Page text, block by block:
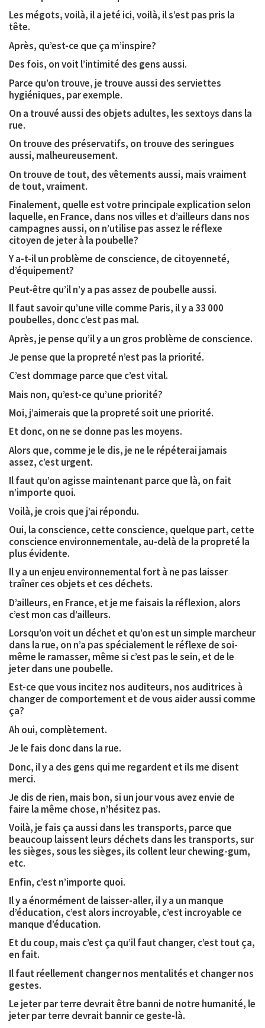
Les mégots, voilà, il a jeté ici, voilà, il s’est pas pris la
tête.
Après, qu’est-ce que ça m’inspire?
Des fois, on voit l’intimité des gens aussi.
Parce qu’on trouve, je trouve aussi des serviettes
hygiéniques, par exemple.
On a trouvé aussi des objets adultes, les sextoys dans la
rue.
On trouve des préservatifs, on trouve des seringues
aussi, malheureusement.
On trouve de tout, des vêtements aussi, mais vraiment
de tout, vraiment.
Finalement, quelle est votre principale explication selon
laquelle, en France, dans nos villes et d’ailleurs dans nos
campagnes aussi, on n’utilise pas assez le réflexe
citoyen de jeter à la poubelle?
Y a-t-il un problème de conscience, de citoyenneté,
d’équipement?
Peut-être qu’il n’y a pas assez de poubelle aussi.
Il faut savoir qu’une ville comme Paris, il y a 33 000
poubelles, donc c’est pas mal.
Après, je pense qu’il y a un gros problème de conscience.
Je pense que la propreté n’est pas la priorité.
C’est dommage parce que c’est vital.
Mais non, qu’est-ce qu’une priorité?
Moi, j’aimerais que la propreté soit une priorité.
Et donc, on ne se donne pas les moyens.
Alors que, comme je le dis, je ne le répéterai jamais
assez, c’est urgent.
Il faut qu’on agisse maintenant parce que là, on fait
n’importe quoi.
Voilà, je crois que j’ai répondu.
Oui, la conscience, cette conscience, quelque part, cette
conscience environnementale, au-delà de la propreté la
plus évidente.
Il y a un enjeu environnemental fort à ne pas laisser
traîner ces objets et ces déchets.
D’ailleurs, en France, et je me faisais la réflexion, alors
c’est mon cas d’ailleurs.
Lorsqu’on voit un déchet et qu’on est un simple marcheur
dans la rue, on n’a pas spécialement le réflexe de soi-
même le ramasser, même si c’est pas le sein, et de le
jeter dans une poubelle.
Est-ce que vous incitez nos auditeurs, nos auditrices à
changer de comportement et de vous aider aussi comme
ça?
Ah oui, complètement.
Je le fais donc dans la rue.
Donc, il y a des gens qui me regardent et ils me disent
merci.
Je dis de rien, mais bon, si un jour vous avez envie de
faire la même chose, n’hésitez pas.
Voilà, je fais ça aussi dans les transports, parce que
beaucoup laissent leurs déchets dans les transports, sur
les sièges, sous les sièges, ils collent leur chewing-gum,
etc.
Enfin, c’est n’importe quoi.
Il y a énormément de laisser-aller, il y a un manque
d’éducation, c’est alors incroyable, c’est incroyable ce
manque d’éducation.
Et du coup, mais c’est ça qu’il faut changer, c’est tout ça,
en fait.
Il faut réellement changer nos mentalités et changer nos
gestes.
Le jeter par terre devrait être banni de notre humanité, le
jeter par terre devrait bannir ce geste-là.